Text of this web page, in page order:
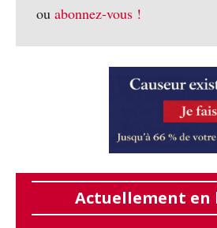
ou abonnez-vous !
Actuellement en